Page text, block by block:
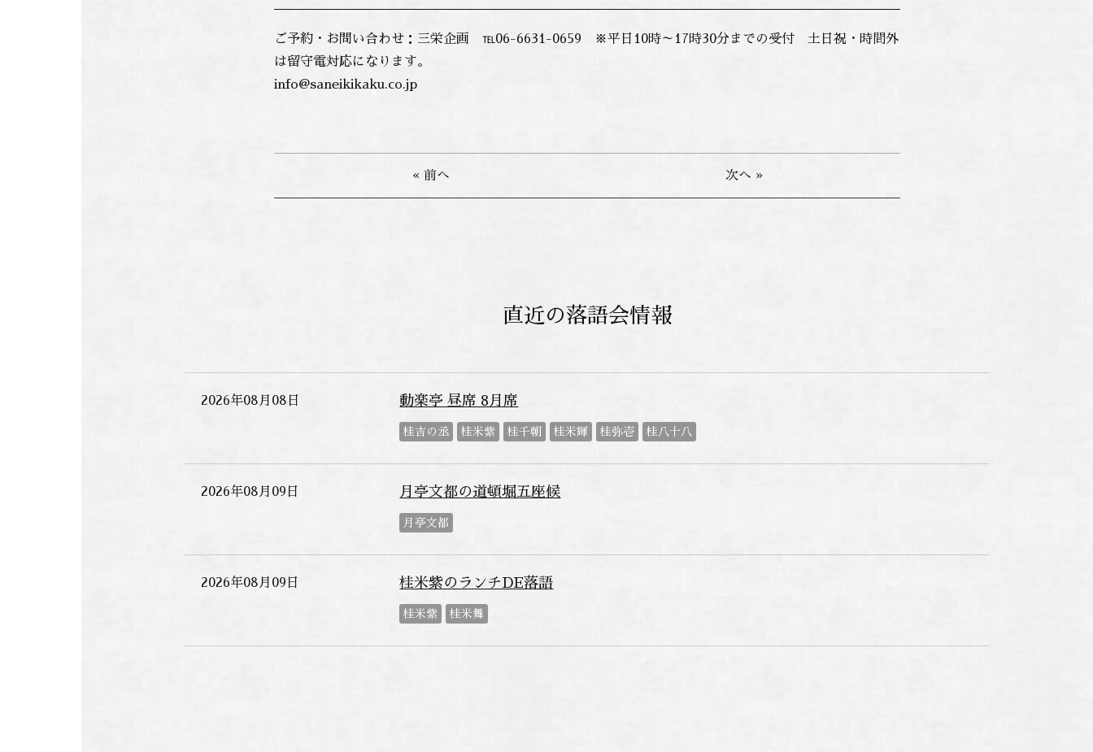
ご予約・お問い合わせ：三栄企画 ℡06-6631-0659 ※平日10時～17時30分までの受付 土日祝・時間外
は留守電対応になります。
info@saneikikaku.co.jp
« 前へ 次へ »
直近の落語会情報
2026年08月08日 動楽亭 昼席 8月席
桂吉の丞 桂米紫 桂千朝 桂米輝 桂弥壱 桂八十八
2026年08月09日 月亭文都の道頓堀五座候
月亭文都
2026年08月09日 桂米紫のランチDE落語
桂米紫 桂米舞